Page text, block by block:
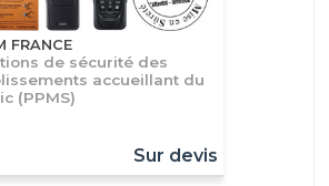
FRANCE
de sécurité des
accueillant du
(PPMS)
Sur devis